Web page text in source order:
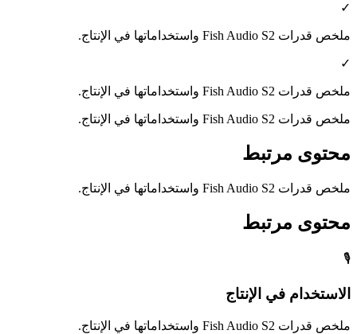
✓
ملخص قدرات Fish Audio S2 واستخداماتها في الإنتاج.
✓
ملخص قدرات Fish Audio S2 واستخداماتها في الإنتاج.
ملخص قدرات Fish Audio S2 واستخداماتها في الإنتاج.
محتوى مرتبط
ملخص قدرات Fish Audio S2 واستخداماتها في الإنتاج.
محتوى مرتبط
🎙️
الاستخدام في الإنتاج
ملخص قدرات Fish Audio S2 واستخداماتها في الإنتاج.